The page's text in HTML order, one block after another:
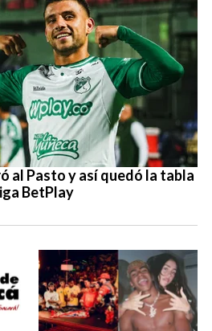
al Pasto y así quedó la tabla
BetPlay